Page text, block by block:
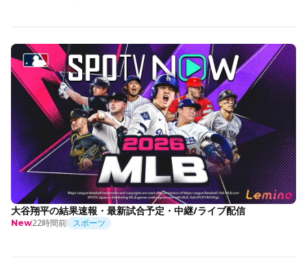
大谷翔平の結果速報・最新試合予定・中継/ライブ配信
New22時間前 スポーツ